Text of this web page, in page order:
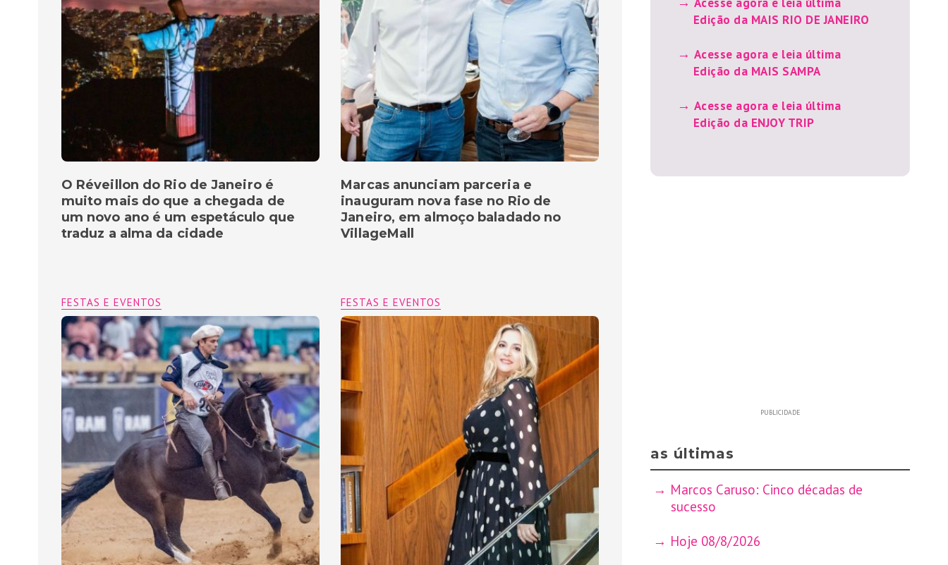
Marcas anunciam parceria e
inauguram nova fase no Rio de
Janeiro, em almoço baladado no
VillageMall
O Réveillon do Rio de Janeiro é
muito mais do que a chegada de
um novo ano é um espetáculo que
traduz a alma da cidade
FESTAS E EVENTOS
FESTAS E EVENTOS
Edição da MAIS RIO DE JANEIRO
Acesse agora e leia última
Edição da MAIS SAMPA
Acesse agora e leia última
Edição da ENJOY TRIP
PUBLICIDADE
as últimas
Marcos Caruso: Cinco décadas de
sucesso
Hoje 08/8/2026